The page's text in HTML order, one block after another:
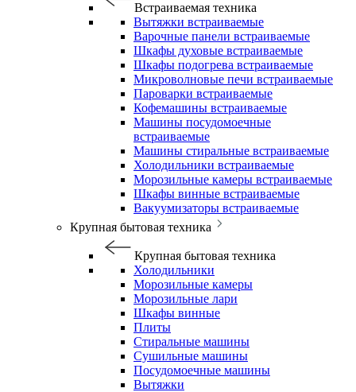
Встраиваемая техника
Вытяжки встраиваемые
Варочные панели встраиваемые
Шкафы духовые встраиваемые
Шкафы подогрева встраиваемые
Микроволновые печи встраиваемые
Пароварки встраиваемые
Кофемашины встраиваемые
Машины посудомоечные
встраиваемые
Машины стиральные встраиваемые
Холодильники встраиваемые
Морозильные камеры встраиваемые
Шкафы винные встраиваемые
Вакуумизаторы встраиваемые
Крупная бытовая техника
Крупная бытовая техника
Холодильники
Морозильные камеры
Морозильные лари
Шкафы винные
Плиты
Стиральные машины
Сушильные машины
Посудомоечные машины
Вытяжки